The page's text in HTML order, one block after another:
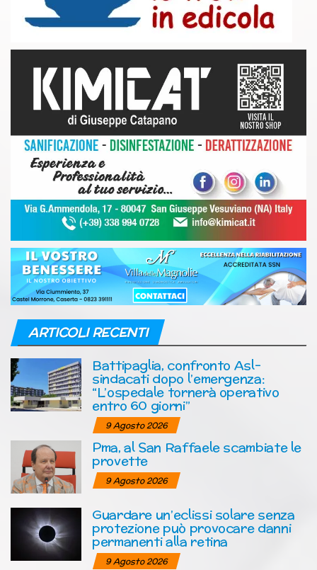
ARTICOLI RECENTI
Battipaglia, confronto Asl-
sindacati dopo l’emergenza:
“L’ospedale tornerà operativo
entro 60 giorni”
9 Agosto 2026
Pma, al San Raffaele scambiate le
provette
9 Agosto 2026
Guardare un’eclissi solare senza
protezione può provocare danni
permanenti alla retina
9 Agosto 2026